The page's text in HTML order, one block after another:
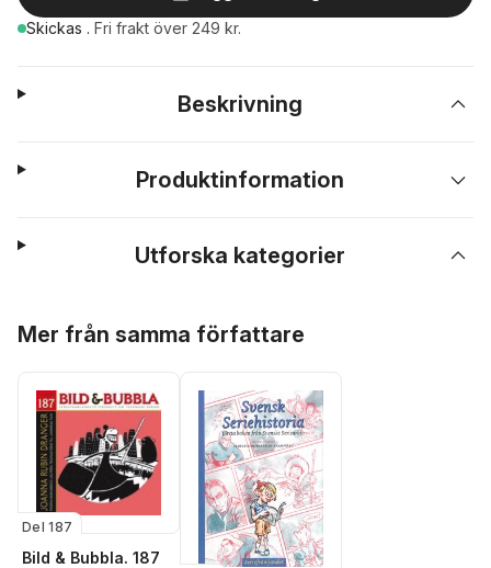
Skickas . Fri frakt över 249 kr.
Beskrivning
Produktinformation
Utforska kategorier
Mer från samma författare
Del 187
Bild & Bubbla. 187